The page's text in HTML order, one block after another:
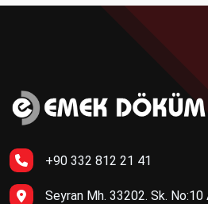
+90 332 812 21 41
Seyran Mh. 33202. Sk.